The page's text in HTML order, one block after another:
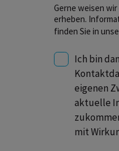
Gerne weisen
erheben.
finden Sie in
Ich bin
eigenen
aktuelle
mit